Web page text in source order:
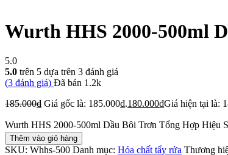
Wurth HHS 2000-500ml
5.0
5.0 trên 5 dựa trên 3 đánh giá
(3 đánh giá) Đã bán 1.2k
185.000₫ Giá gốc là: 185.000₫.180.000₫Giá hiện tại là:
Wurth HHS 2000-500ml Dầu Bôi Trơn Tổng Hợp Hiệu
Thêm vào giỏ hàng
SKU: Whhs-500 Danh mục: Hóa chất tẩy rửa Thương